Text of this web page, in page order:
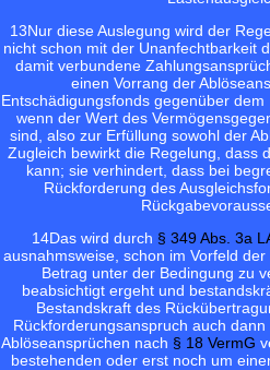
13Nur diese Auslegung wird der
nicht schon mit der Unanfechtbarkeit
damit verbundene
einen Vorrang der
Entschädigungsfonds gegenüber
wenn der Wert des
sind, also zur Erfüllung sowohl der
Zugleich bewirkt die Regelung, dass
kann; sie verhindert, dass bei
Rückforderung des
14Das wird durch § 349 Abs. 3a
ausnahmsweise, schon im Vorfeld
Betrag unter der Bedingung zu
beabsichtigt ergeht und
Bestandskraft des
Rückforderungsanspruch auch
Ablöseansprüchen nach § 18 VermG
bestehenden oder erst noch um